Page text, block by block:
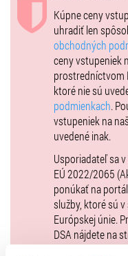
Kúpne ceny
uhradiť len
obchodných
ceny vstupeniek
prostredníctvom
ktoré nie sú
podmienkach.
vstupeniek na
uvedené inak.
Usporiadateľ sa
EÚ 2022/2065
ponúkať na
služby, ktoré sú
Európskej únie.
DSA nájdete na